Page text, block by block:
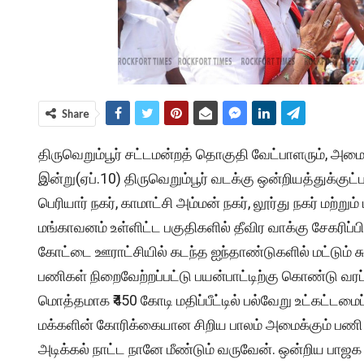
Share
திருவெறும்பூர் சட்டமன்றத் தொகுதி வேட்பாளரும்,
இன்று(ஏப்.10) திருவெறும்பூர் வடக்கு
பெரியார் நகர், காமாட்சி அம்மன் நகர், லூர்து நகர்
மங்காவனம் உள்ளிட்ட பகுதிகளில் தீவிர வாக்கு
கோட்டை ஊராட்சியில் கடந்த ஐந்தாண்டுகளில் மட்டும்
பணிகள் நிறைவேற்றப்பட்டு பயன்பாட்டிற்கு கொண்டு
மொத்தமாக ₹450 கோடி மதிப்பீட்டில் பல்வேறு
மக்களின் கோரிக்கையான சிறிய பாலம் அமைக்கும்
அடிக்கல் நாட்ட நானே மீண்டும் வருவேன். ஒன்றிய பாஜக